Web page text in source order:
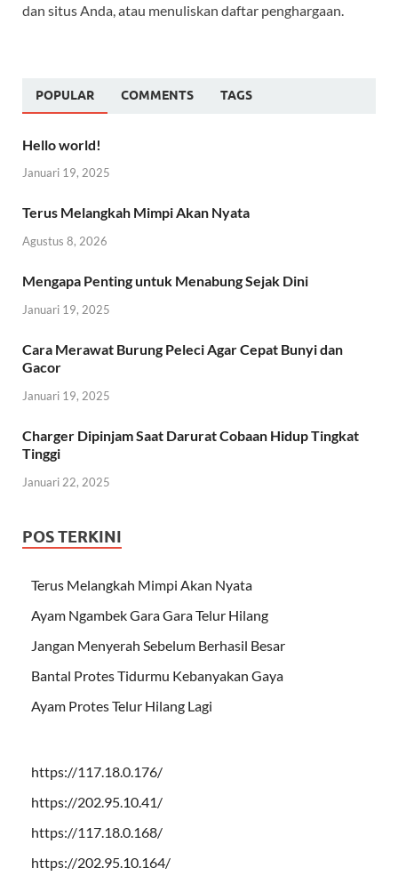
dan situs Anda, atau menuliskan daftar penghargaan.
POPULAR COMMENTS TAGS
Hello world!
Januari 19, 2025
Terus Melangkah Mimpi Akan Nyata
Agustus 8, 2026
Mengapa Penting untuk Menabung Sejak Dini
Januari 19, 2025
Cara Merawat Burung Peleci Agar Cepat Bunyi dan
Gacor
Januari 19, 2025
Charger Dipinjam Saat Darurat Cobaan Hidup Tingkat
Tinggi
Januari 22, 2025
POS TERKINI
Terus Melangkah Mimpi Akan Nyata
Ayam Ngambek Gara Gara Telur Hilang
Jangan Menyerah Sebelum Berhasil Besar
Bantal Protes Tidurmu Kebanyakan Gaya
Ayam Protes Telur Hilang Lagi
https://117.18.0.176/
https://202.95.10.41/
https://117.18.0.168/
https://202.95.10.164/